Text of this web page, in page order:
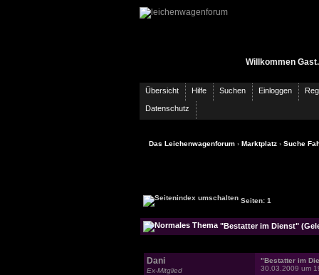
Willkommen
Übersicht Hilfe Suchen Einloggen
Datenschutz
Das Leichenwagenforum › Marktplatz › Suche
Seiten: 1
"Bestatter im Dienst"
Dani
Ex-Mitglied
"Bestatter im
30.03.2009 um